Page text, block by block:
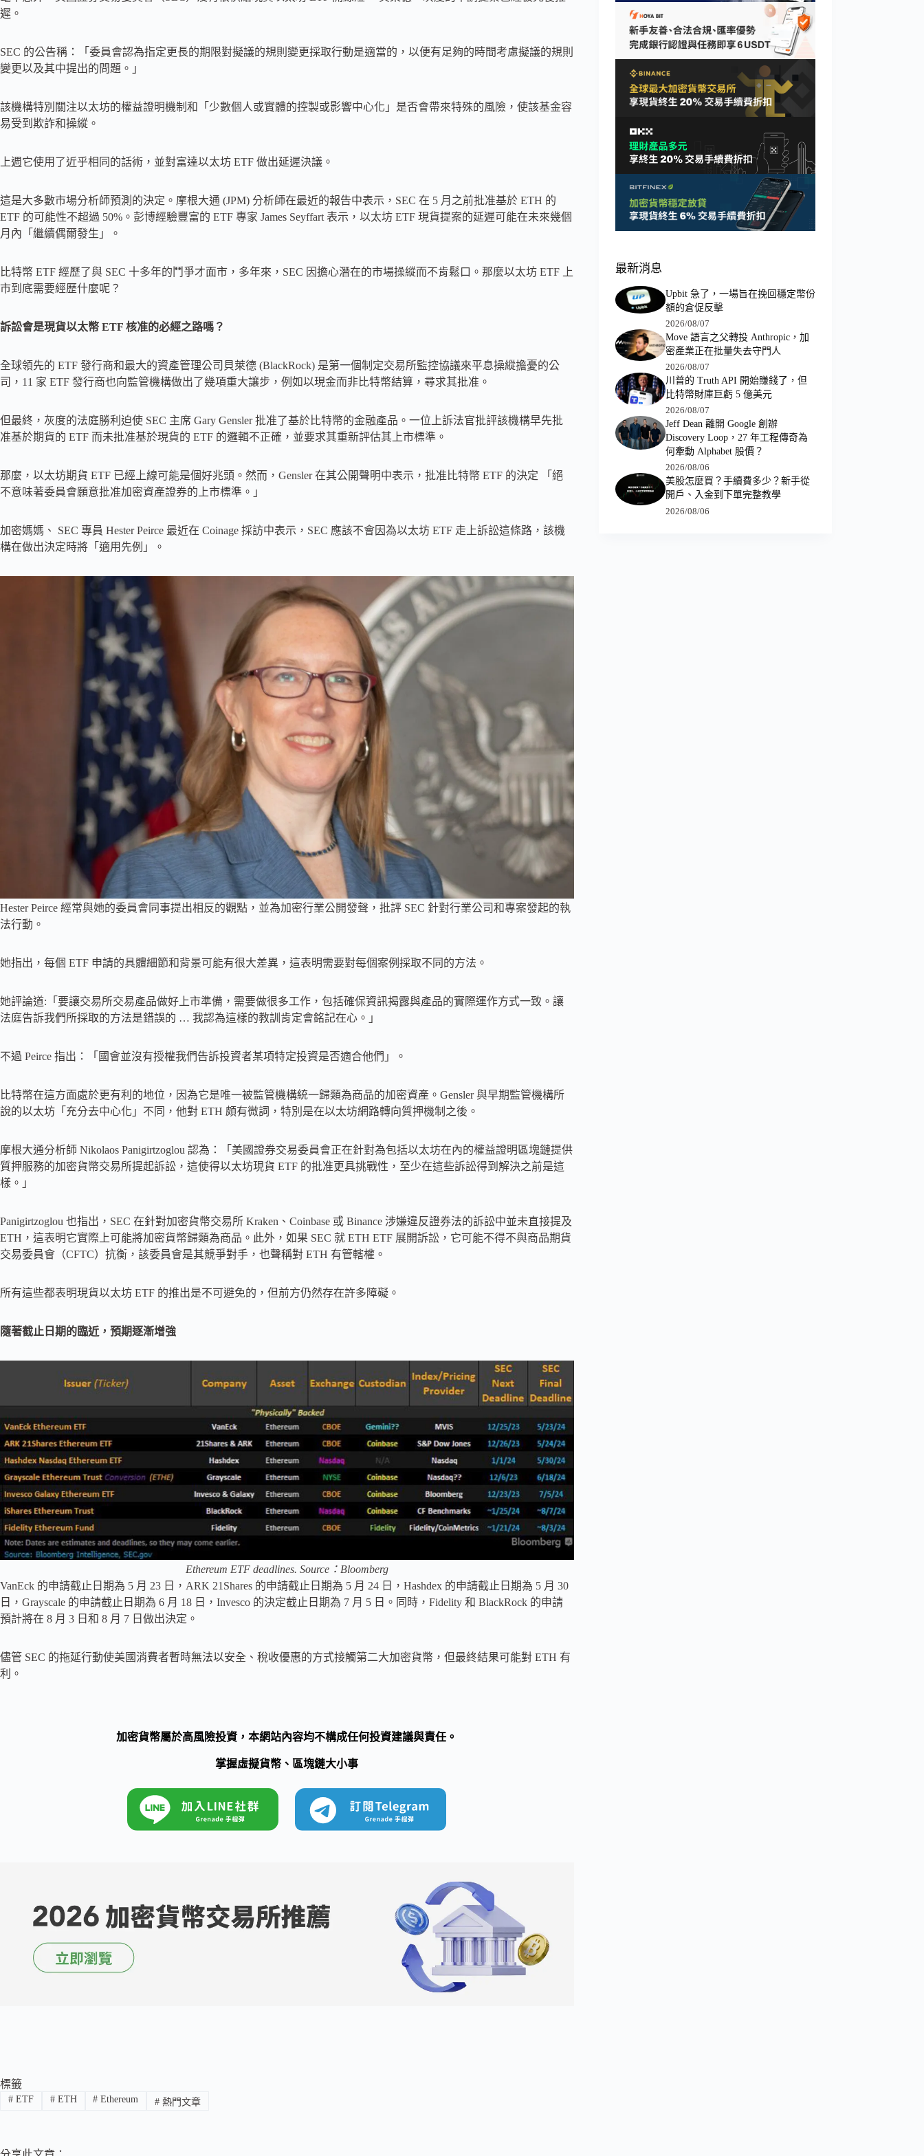
遲。
SEC 的公告稱：「委員會認為指定更長的期限對擬議的規則變更採取行動是適當的，以便有足夠的時間考慮擬議的規則
變更以及其中提出的問題。」
該機構特別關注以太坊的權益證明機制和「少數個人或實體的控製或影響中心化」是否會帶來特殊的風險，使該基金容
易受到欺詐和操縱。
上週它使用了近乎相同的話術，並對富達以太坊 ETF 做出延遲決議。
這是大多數市場分析師預測的決定。摩根大通 (JPM) 分析師在最近的報告中表示，SEC 在 5 月之前批准基於 ETH 的
ETF 的可能性不超過 50%。彭博經驗豐富的 ETF 專家 James Seyffart 表示，以太坊 ETF 現貨提案的延遲可能在未來幾個
月內「繼續偶爾發生」。
比特幣 ETF 經歷了與 SEC 十多年的鬥爭才面市，多年來，SEC 因擔心潛在的市場操縱而不肯鬆口。那麼以太坊 ETF 上
市到底需要經歷什麼呢？
訴訟會是現貨以太幣 ETF 核准的必經之路嗎？
全球領先的 ETF 發行商和最大的資產管理公司貝萊德 (BlackRock) 是第一個制定交易所監控協議來平息操縱擔憂的公
司，11 家 ETF 發行商也向監管機構做出了幾項重大讓步，例如以現金而非比特幣結算，尋求其批准。
但最終，灰度的法庭勝利迫使 SEC 主席 Gary Gensler 批准了基於比特幣的金融產品。一位上訴法官批評該機構早先批
准基於期貨的 ETF 而未批准基於現貨的 ETF 的邏輯不正確，並要求其重新評估其上市標準。
那麼，以太坊期貨 ETF 已經上線可能是個好兆頭。然而，Gensler 在其公開聲明中表示，批准比特幣 ETF 的決定 「絕
不意味著委員會願意批准加密資產證券的上市標準。」
加密媽媽、 SEC 專員 Hester Peirce 最近在 Coinage 採訪中表示，SEC 應該不會因為以太坊 ETF 走上訴訟這條路，該機
構在做出決定時將「適用先例」。
Hester Peirce 經常與她的委員會同事提出相反的觀點，並為加密行業公開發聲，批評 SEC 針對行業公司和專案發起的執
法行動。
她指出，每個 ETF 申請的具體細節和背景可能有很大差異，這表明需要對每個案例採取不同的方法。
她評論道:「要讓交易所交易產品做好上市準備，需要做很多工作，包括確保資訊揭露與產品的實際運作方式一致。讓
法庭告訴我們所採取的方法是錯誤的 … 我認為這樣的教訓肯定會銘記在心。」
不過 Peirce 指出：「國會並沒有授權我們告訴投資者某項特定投資是否適合他們」。
比特幣在這方面處於更有利的地位，因為它是唯一被監管機構統一歸類為商品的加密資產。Gensler 與早期監管機構所
說的以太坊「充分去中心化」不同，他對 ETH 頗有微詞，特別是在以太坊網路轉向質押機制之後。
摩根大通分析師 Nikolaos Panigirtzoglou 認為：「美國證券交易委員會正在針對為包括以太坊在內的權益證明區塊鏈提供
質押服務的加密貨幣交易所提起訴訟，這使得以太坊現貨 ETF 的批准更具挑戰性，至少在這些訴訟得到解決之前是這
樣。」
Panigirtzoglou 也指出，SEC 在針對加密貨幣交易所 Kraken、Coinbase 或 Binance 涉嫌違反證券法的訴訟中並未直接提及
ETH，這表明它實際上可能將加密貨幣歸類為商品。此外，如果 SEC 就 ETH ETF 展開訴訟，它可能不得不與商品期貨
交易委員會（CFTC）抗衡，該委員會是其競爭對手，也聲稱對 ETH 有管轄權。
所有這些都表明現貨以太坊 ETF 的推出是不可避免的，但前方仍然存在許多障礙。
隨著截止日期的臨近，預期逐漸增強
Ethereum ETF deadlines. Source：Bloomberg
VanEck 的申請截止日期為 5 月 23 日，ARK 21Shares 的申請截止日期為 5 月 24 日，Hashdex 的申請截止日期為 5 月 30
日，Grayscale 的申請截止日期為 6 月 18 日，Invesco 的決定截止日期為 7 月 5 日。同時，Fidelity 和 BlackRock 的申請
預計將在 8 月 3 日和 8 月 7 日做出決定。
儘管 SEC 的拖延行動使美國消費者暫時無法以安全、稅收優惠的方式接觸第二大加密貨幣，但最終結果可能對 ETH 有
利。
加密貨幣屬於高風險投資，本網站內容均不構成任何投資建議與責任。
掌握虛擬貨幣、區塊鏈大小事
標籤
#ETF #ETH # Ethereum # 熱門文章
最新消息
Upbit 急了，一場旨在挽回穩定幣份
額的倉促反擊
2026/08/07
Move 語言之父轉投 Anthropic，加
密產業正在批量失去守門人
2026/08/07
川普的 Truth API 開始賺錢了，但
比特幣財庫巨虧 5 億美元
2026/08/07
Jeff Dean 離開 Google 創辦
Discovery Loop，27 年工程傳奇為
何牽動 Alphabet 股價？
2026/08/06
美股怎麼買？手續費多少？新手從
開戶、入金到下單完整教學
2026/08/06